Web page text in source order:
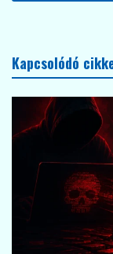
Kapcsolódó